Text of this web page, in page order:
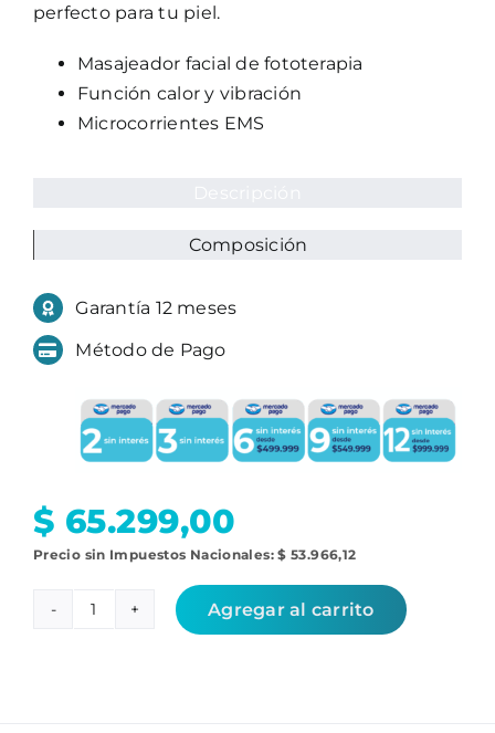
perfecto para tu piel.
Masajeador facial de fototerapia
Función calor y vibración
Microcorrientes EMS
Composición
Garantía 12 meses
Método de Pago
$ 65.299,00
Precio sin Impuestos Nacionales:$ 53.966,12
Agregar al carrito